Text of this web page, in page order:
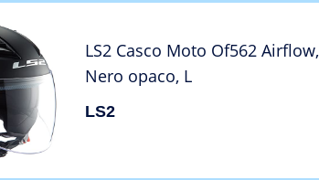
LS2 Casco Moto Of562 Airflow,
Nero opaco, L
LS2